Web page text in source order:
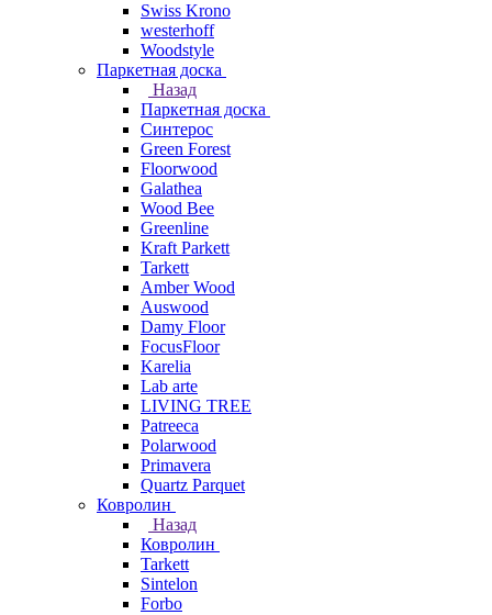
Swiss Krono
westerhoff
Woodstyle
Паркетная доска
Назад
Паркетная доска
Синтерос
Green Forest
Floorwood
Galathea
Wood Bee
Greenline
Kraft Parkett
Tarkett
Amber Wood
Auswood
Damy Floor
FocusFloor
Karelia
Lab arte
LIVING TREE
Patreeca
Polarwood
Primavera
Quartz Parquet
Ковролин
Назад
Ковролин
Tarkett
Sintelon
Forbo